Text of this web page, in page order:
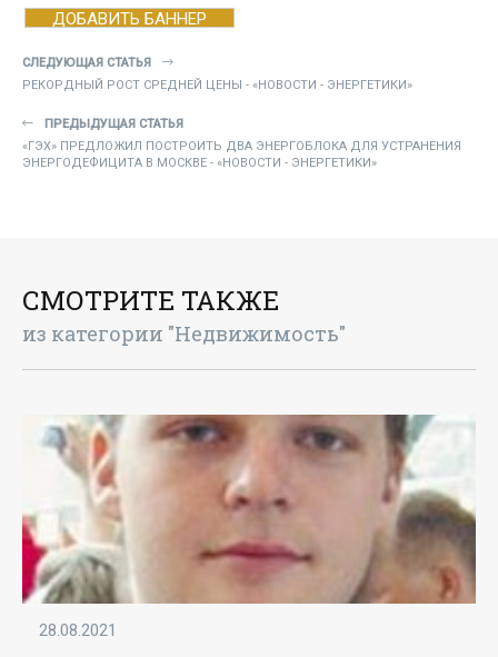
ДОБАВИТЬ БАННЕР
СЛЕДУЮЩАЯ СТАТЬЯ
РЕКОРДНЫЙ РОСТ СРЕДНЕЙ ЦЕНЫ - «НОВОСТИ - ЭНЕРГЕТИКИ»
ПРЕДЫДУЩАЯ СТАТЬЯ
«ГЭХ» ПРЕДЛОЖИЛ ПОСТРОИТЬ ДВА ЭНЕРГОБЛОКА ДЛЯ УСТРАНЕНИЯ
ЭНЕРГОДЕФИЦИТА В МОСКВЕ - «НОВОСТИ - ЭНЕРГЕТИКИ»
СМОТРИТЕ ТАКЖЕ
из категории "Недвижимость"
28.08.2021